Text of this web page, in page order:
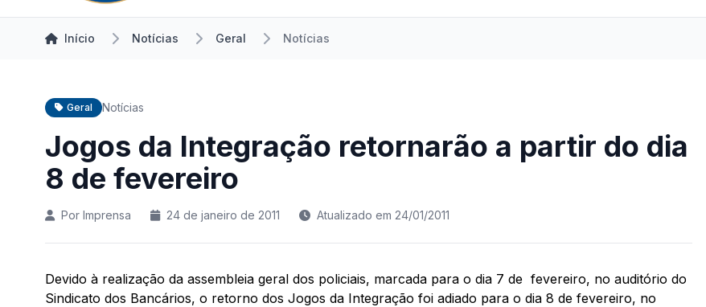
Início Notícias Geral Notícias
Geral Notícias
Jogos da Integração retornarão a partir do dia
8 de fevereiro
Por Imprensa 24 de janeiro de 2011 Atualizado em 24/01/2011
Devido à realização da assembleia geral dos policiais, marcada para o dia 7 de fevereiro, no auditório do
Sindicato dos Bancários, o retorno dos Jogos da Integração foi adiado para o dia 8 de fevereiro, no